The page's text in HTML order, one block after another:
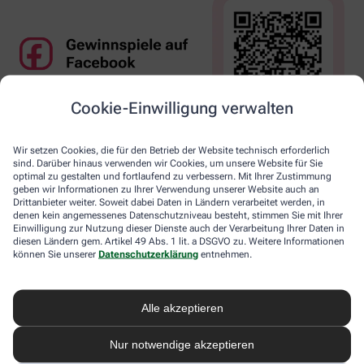
Cookie-Einwilligung verwalten
Wir setzen Cookies, die für den Betrieb der Website technisch erforderlich
sind. Darüber hinaus verwenden wir Cookies, um unsere Website für Sie
optimal zu gestalten und fortlaufend zu verbessern. Mit Ihrer Zustimmung
geben wir Informationen zu Ihrer Verwendung unserer Website auch an
Drittanbieter weiter. Soweit dabei Daten in Ländern verarbeitet werden, in
denen kein angemessenes Datenschutzniveau besteht, stimmen Sie mit Ihrer
Einwilligung zur Nutzung dieser Dienste auch der Verarbeitung Ihrer Daten in
diesen Ländern gem. Artikel 49 Abs. 1 lit. a DSGVO zu. Weitere Informationen
können Sie unserer Datenschutzerklärung entnehmen.
Alle akzeptieren
Nur notwendige akzeptieren